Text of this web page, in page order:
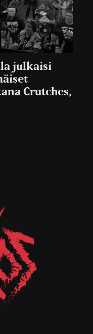
julkaisi
Crutches,